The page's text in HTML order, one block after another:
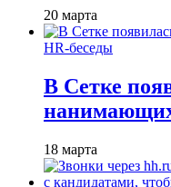
20 марта
HR-беседы
В Сетке
18 марта